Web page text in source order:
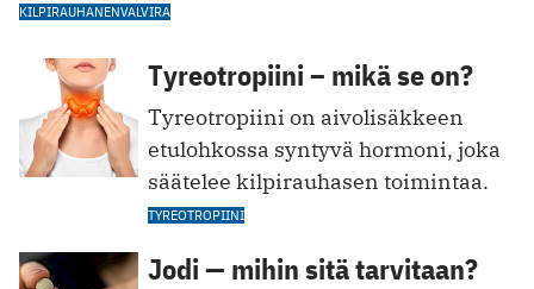
KILPIRAUHANENVALVIRA
Tyreotropiini – mikä se on?
Tyreotropiini on aivolisäkkeen
etulohkossa syntyvä hormoni, joka
säätelee kilpirauhasen toimintaa.
TYREOTROPIINI
Jodi — mihin sitä tarvitaan?